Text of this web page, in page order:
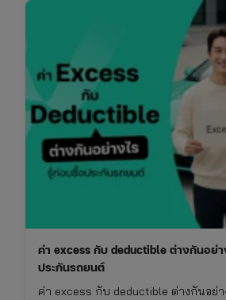
รถ
รู้
ก่อน
ซื้อ
ประกัน
ค่า excess กับ deductible ต่างกันอย่
ประกันรถยนต์
ค่า excess กับ deductible ต่างกันอย่า